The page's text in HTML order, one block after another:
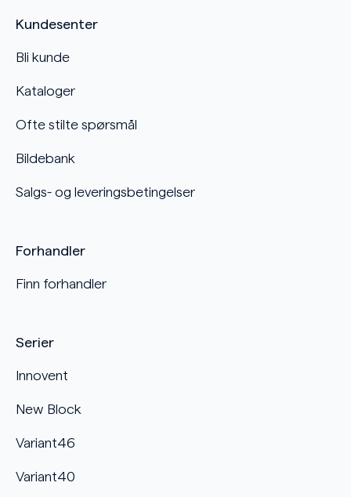
Serier
Innovent
New Block
Variant46
Variant40
Kundesenter
Bli kunde
Kataloger
Ofte stilte spørsmål
Bildebank
Salgs- og leveringsbetingelser
Forhandler
Finn forhandler